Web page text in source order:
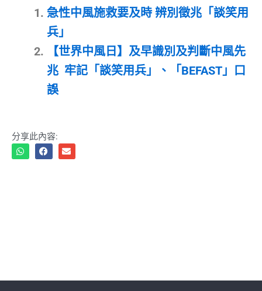
急性中風施救要及時 辨別徵兆「談笑用
兵」
【世界中風日】及早識別及判斷中風先
兆 牢記「談笑用兵」、「BEFAST」口
誤
分享此內容: